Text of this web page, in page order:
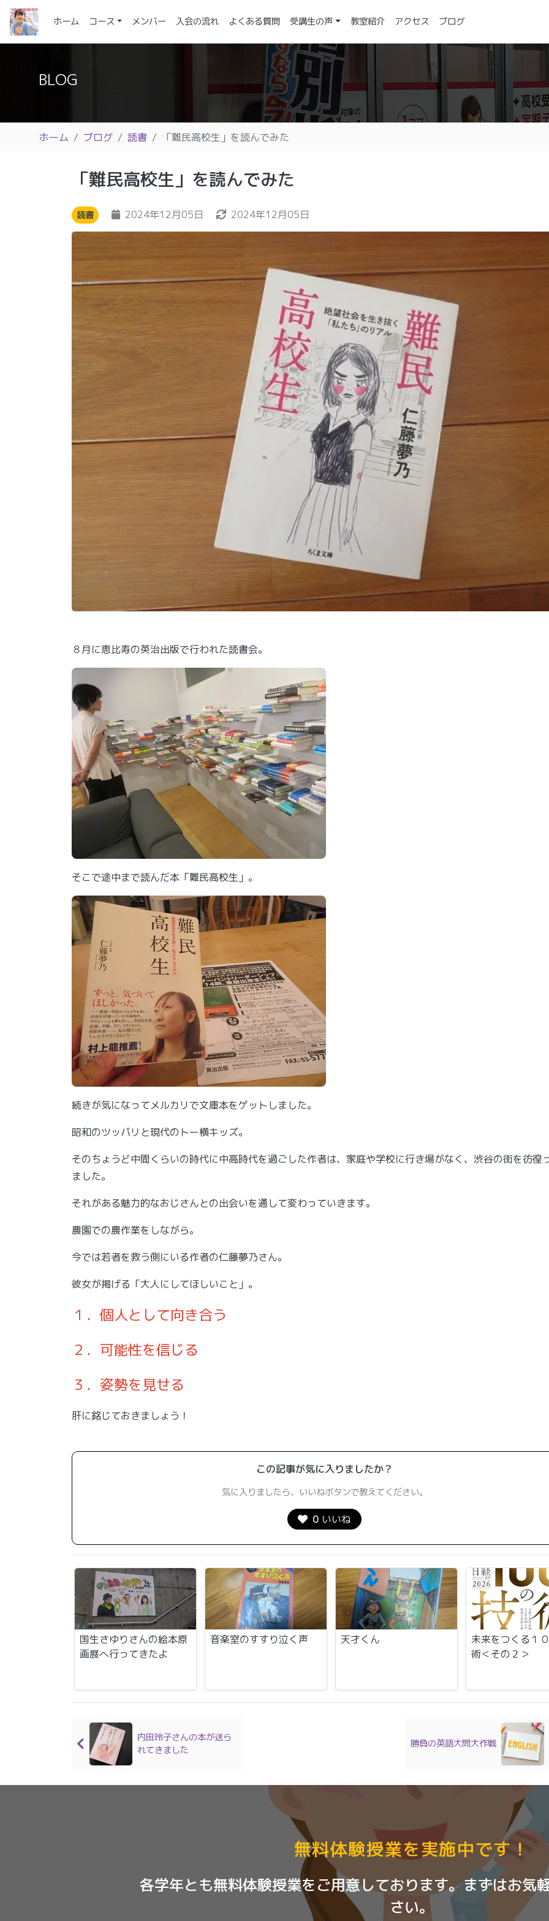
ホーム(current)
コース メンバー 入会の流れ よくある質問 受講生の声 教室紹介 アクセス ブログ
BLOG
ホーム ブログ 読書 「難民高校生」を読んでみた
「難民高校生」を読んでみた
読書 2024年12月05日 2024年12月05日
８月に恵比寿の英治出版で行われた読書会。
そこで途中まで読んだ本「難民高校生」。
続きが気になってメルカリで文庫本をゲットしました。
昭和のツッパリと現代のトー横キッズ。
そのちょうど中間くらいの時代に中高時代を過ごした作者は、家庭や学校に行き場がなく、渋谷の街を彷徨
ました。
それがある魅力的なおじさんとの出会いを通して変わっていきます。
農園での農作業をしながら。
今では若者を救う側にいる作者の仁藤夢乃さん。
彼女が掲げる「大人にしてほしいこと」。
１．個人として向き合う
２．可能性を信じる
３．姿勢を見せる
肝に銘じておきましょう！
この記事が気に入りましたか？
気に入りましたら、いいねボタンで教えてください。
0 いいね
国生さゆりさんの絵本原
画展へ行ってきたよ
音楽室のすすり泣く声 天才くん
未来をつくる１
術＜その２＞
内田玲子さんの本が送ら
れてきました
勝負の英語大問大作戦
無料体験授業を実施中です！
各学年とも無料体験授業をご用意しております。まずはお気
さい。